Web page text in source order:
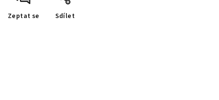
Zeptat se Sdílet